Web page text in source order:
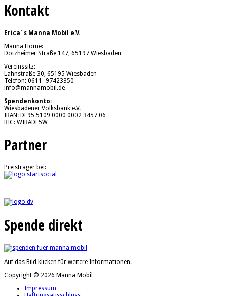
Kontakt
Erica´s Manna Mobil e.V.
Manna Home:
Dotzheimer Straße 147, 65197 Wiesbaden
Vereinssitz:
Lahnstraße 30, 65195 Wiesbaden
Telefon: 0611- 97423350
info@mannamobil.de
Spendenkonto:
Wiesbadener Volksbank e.V.
IBAN: DE95 5109 0000 0002 3457 06
BIC: WIBADE5W
Partner
Preisträger bei:
Spende direkt
Auf das Bild klicken für weitere Informationen.
Copyright © 2026 Manna Mobil
Impressum